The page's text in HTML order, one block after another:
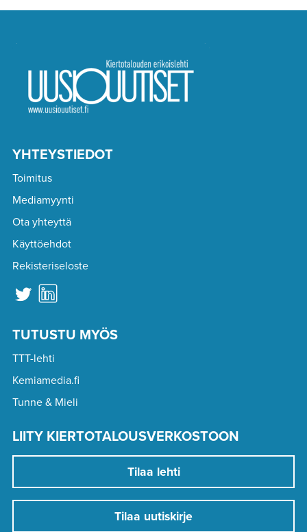
YHTEYSTIEDOT
Toimitus
Mediamyynti
Ota yhteyttä
Käyttöehdot
Rekisteriseloste
TUTUSTU MYÖS
TTT-lehti
Kemiamedia.fi
Tunne & Mieli
LIITY KIERTOTALOUSVERKOSTOON
Tilaa lehti
Tilaa uutiskirje